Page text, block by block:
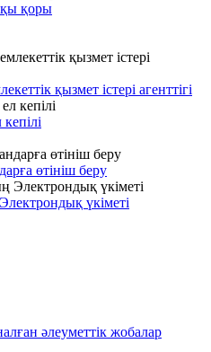
қоры
қызмет істері агенттігі
өтініш беру
үкіметі
әлеуметтік жобалар